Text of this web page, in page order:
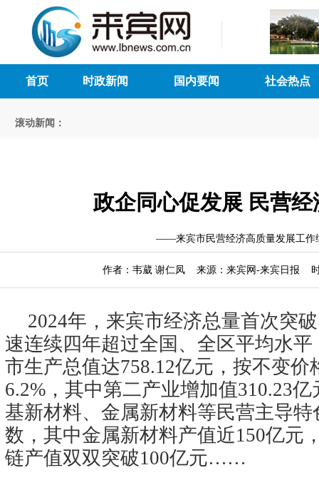
首页 时政新闻 国内要闻 社会热点
滚动新闻：
政企同心促发展 民营经
——来宾市民营经济高质量发展工作
作者：韦葳 谢仁凤 来源：来宾网-来宾日报 时
2024年，来宾市经济总量首次突
速连续四年超过全国、全区平均水
市生产总值达758.12亿元，按不变价
6.2%，其中第二产业增加值310.23
基新材料、金属新材料等民营主导
数，其中金属新材料产值近150亿元
链产值双双突破100亿元……